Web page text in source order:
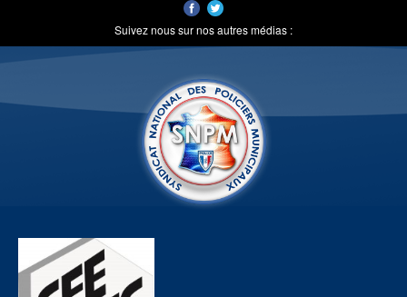
Suivez nous sur nos autres médias :